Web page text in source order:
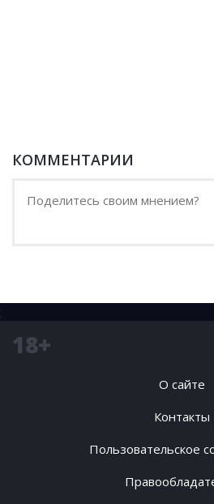
КОММЕНТАРИИ
;
18+
О сайте
Контакты
Пользовательское